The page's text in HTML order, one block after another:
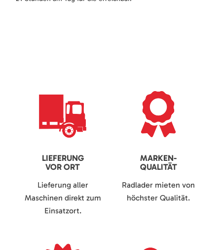
LIEFERUNG
VOR ORT
Lieferung aller
Maschinen direkt zum
Einsatzort.
MARKEN-
QUALITÄT
Radlader mieten von
höchster Qualität.